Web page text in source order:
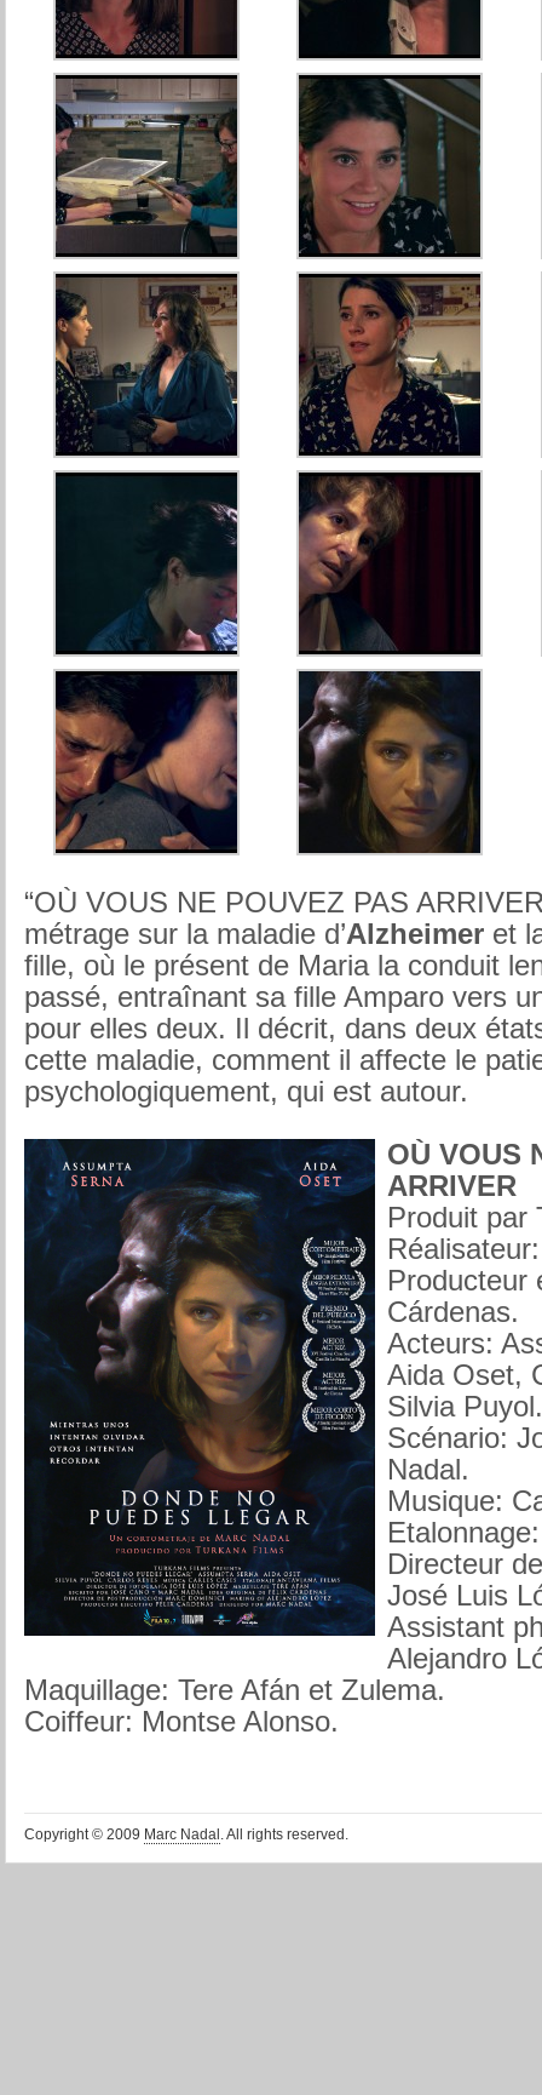
“OÙ VOUS NE POUVEZ PAS
métrage sur la maladie d’Alzheimer et
fille, où le présent de Maria la conduit
passé, entraînant sa fille Amparo vers
pour elles deux. Il décrit, dans deux
cette maladie, comment il affecte le
psychologiquement, qui est autour.
OÙ VOUS
ARRIVER
Produit par
Producteur
Cárdenas.
Acteurs:
Aida Oset,
Silvia Puyol.
Scénario:
Nadal.
Musique:
Directeur
José Luis
Assistant
Alejandro
Maquillage: Tere Afán et Zulema.
Coiffeur: Montse Alonso.
Copyright © 2009 Marc Nadal . All rights reserved.